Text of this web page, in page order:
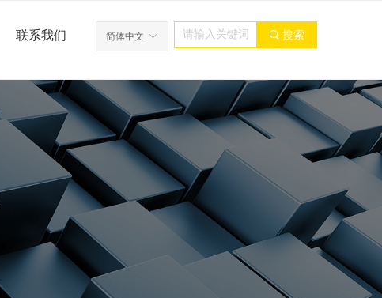
联系我们 끠 搜索
ꀅ
简体中文